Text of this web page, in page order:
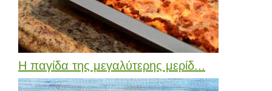
Η παγίδα της μεγαλύτερης μερίδ...